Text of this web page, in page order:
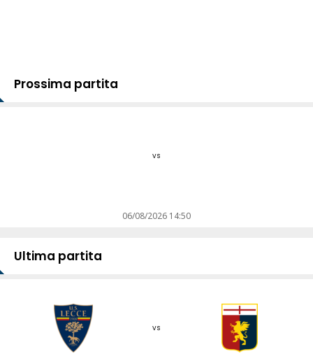
Prossima partita
vs
06/08/2026 14:50
Ultima partita
vs